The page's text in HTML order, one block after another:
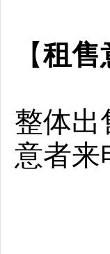
【租售
整体
意者来